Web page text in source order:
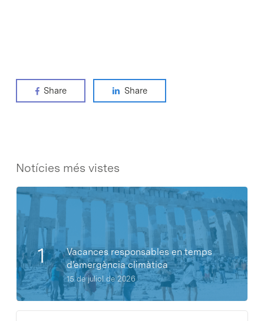
Share Share
Notícies més vistes
Vacances responsables en temps
d’emergència climàtica
15 de juliol de 2026